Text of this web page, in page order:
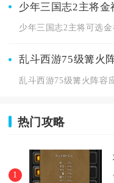
少年三国志2主将
乱斗西游75级篝火
热门攻略
1